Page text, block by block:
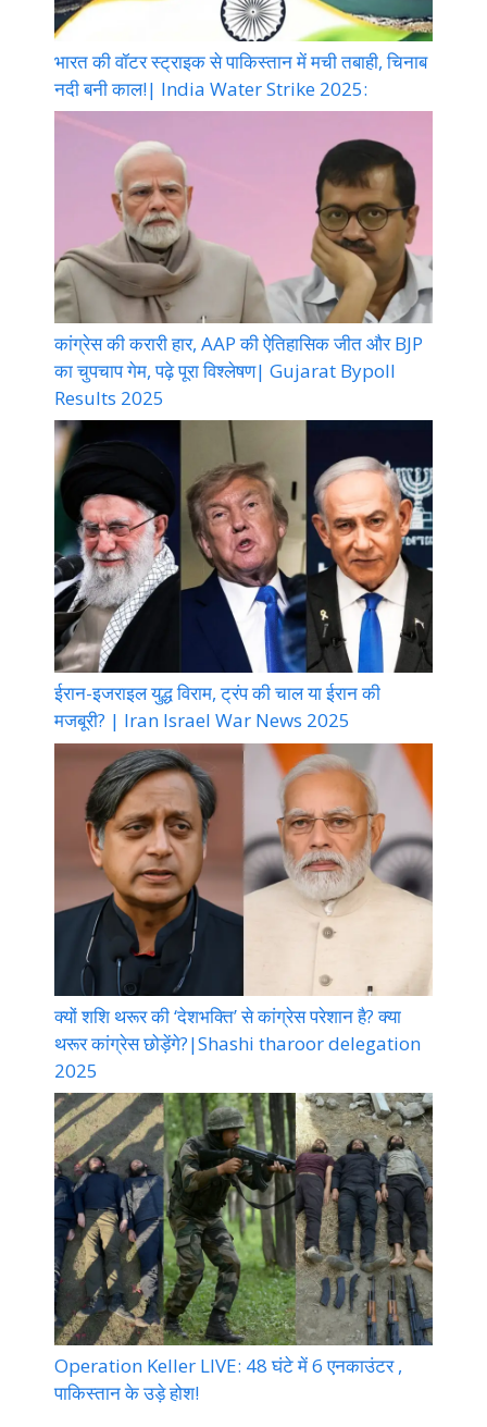
भारत की वॉटर स्ट्राइक से पाकिस्तान में मची तबाही, चिनाब
नदी बनी काल!| India Water Strike 2025:
कांग्रेस की करारी हार, AAP की ऐतिहासिक जीत और BJP
का चुपचाप गेम, पढ़े पूरा विश्लेषण| Gujarat Bypoll
Results 2025
ईरान-इजराइल युद्ध विराम, ट्रंप की चाल या ईरान की
मजबूरी? | Iran Israel War News 2025
क्यों शशि थरूर की ‘देशभक्ति’ से कांग्रेस परेशान है? क्या
थरूर कांग्रेस छोड़ेंगे?|Shashi tharoor delegation
2025
Operation Keller LIVE: 48 घंटे में 6 एनकाउंटर ,
पाकिस्तान के उड़े होश!